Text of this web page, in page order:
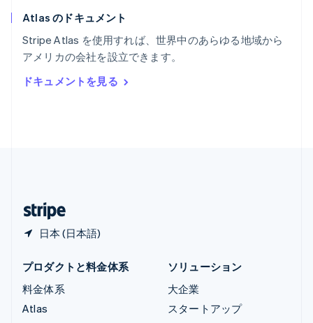
Atlas のドキュメント
Stripe Atlas を使用すれば、世界中のあらゆる地域から
アメリカの会社を設立できます。
ドキュメントを見る
日本 (日本語)
リトアニア
リヒテンシュタイン
DeutschEnglish
ルーマニア
English
プロダクトと料金体系
料金体系
Atlas
ソリューション
大企業
スタートアップ